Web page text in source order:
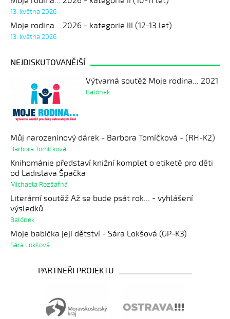
13. května 2026
Moje rodina... 2026 - kategorie III (12-13 let)
13. května 2026
NEJDISKUTOVANĚJŠÍ
Výtvarná soutěž Moje rodina... 2021
Balónek
Můj narozeninový dárek - Barbora Tomíčková - (RH-K2)
Barbora Tomíčková
Knihománie představí knižní komplet o etiketě pro děti
od Ladislava Špačka
Michaela Rozšafná
Literární soutěž Až se bude psát rok... - vyhlášení
výsledků
Balónek
Moje babička její dětství - Sára Lokšová (GP-K3)
Sára Lokšová
PARTNEŘI PROJEKTU